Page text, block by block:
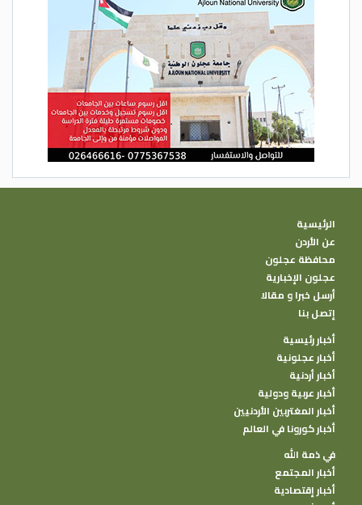
الرئيسية
عن الأردن
محافظة عجلون
عجلون الإخبارية
أرسل خبرا و مقالا
إتصل بنا
أخبار رئيسية
أخبار عجلونية
أخبار أردنية
أخبار عربية ودولية
أخبار المغتربين الأردنيين
أخبار كورونا في العالم
في ذمة الله
أخبار المجتمع
أخبار إقتصادية